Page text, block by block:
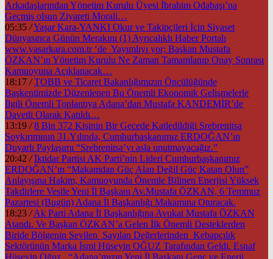
Arkadaşlarından Yönetim Kurulu Üyesi İbrahim Odabaşı’na
Geçmiş olsun Ziyareti Morali…
05:35 /Yaşar Kara-YANKI Okur ve Takipçileri İçin Siyaset
Dünyasınca Günün Merakını (1) Ayrıcalıklı Haber Portalı
www.yasarkara.com.tr ‘de Yayımlıyı yor; Başkan Mustafa
ÖZKAN’ın Yönetim Kurulu Ne Zaman Tamamlanıp Onay Sonrası
Kamuoyuna Açıklanacak…
18:17 / TOBB ve Ticaret Bakanlığımızın Öncülüğünde
Başkentimizde Düzenlenen Bu Önemli Ekonomik Gelişmelerle
İlgili Önemli Toplantıya Adana’dan Mustafa KANDEMİR’de
Davetli Olarak Katıldı…
13:19 / 8 Bin 372 Kişinin Bir Gecede Katledildiği Srebrenitsa
Soykırımının 31.Yılında, Cumhurbaşkanımız ERDOĞAN’ın
Duyarlı Paylaşımı “Srebrenitsa’yı asla unutmayacağız.”
20:42 / İktidar Partisi AK Parti’nin Lideri Cumhurbaşkanımız
ERDOĞAN’ın “Makamdan Güç Alan Değil Güç Katan Olun”
Anlayışına Hakim, Kamuoyunda Önemle Bilinen Enerjisi Yüksek
Takdirlere Vesile Yeni İl Başkanı Av.Mustafa ÖZKAN, 6 Temmuz
Pazartesi (Bugün) Adana İl Başkanlığı Makamına Oturacak.
18:23 / Ak Parti Adana İl Başkanlığına Avukat Mustafa ÖZKAN
Atandı. Ve Başkan ÖZKAN’a Gelen İlk Önemli Desteklerden
Biride Bölgenin Sevilen Sayılan Değerlerinden Kebapçılık
Sektörünün Marka İsmi Hüseyin OĞUZ Tarafından Geldi. Esnaf
Hüseyin Oğuz, “Adana’mızın Yeni İl Başkanı Genç ve Enerji